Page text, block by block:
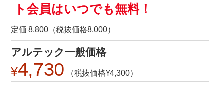
ト会員はいつでも無料！
定価 8,800（税抜価格8,000）
アルテック一般価格
4,730 4,300